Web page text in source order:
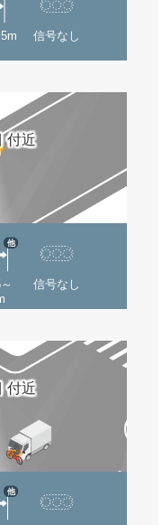
信号なし
付近
他
信号なし
付近
他